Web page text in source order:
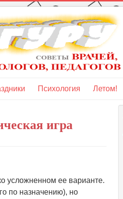
Психология Летом!
игра
усложненном ее варианте.
по назначению), но